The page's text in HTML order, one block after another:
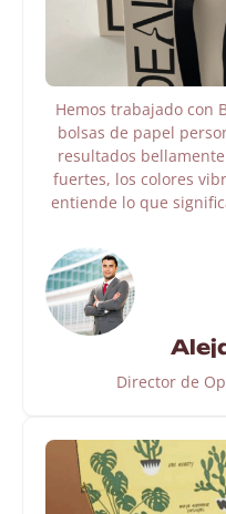
Hemos trabajado con
bolsas de papel
resultados
fuertes, los colores
entiende lo que
Director de